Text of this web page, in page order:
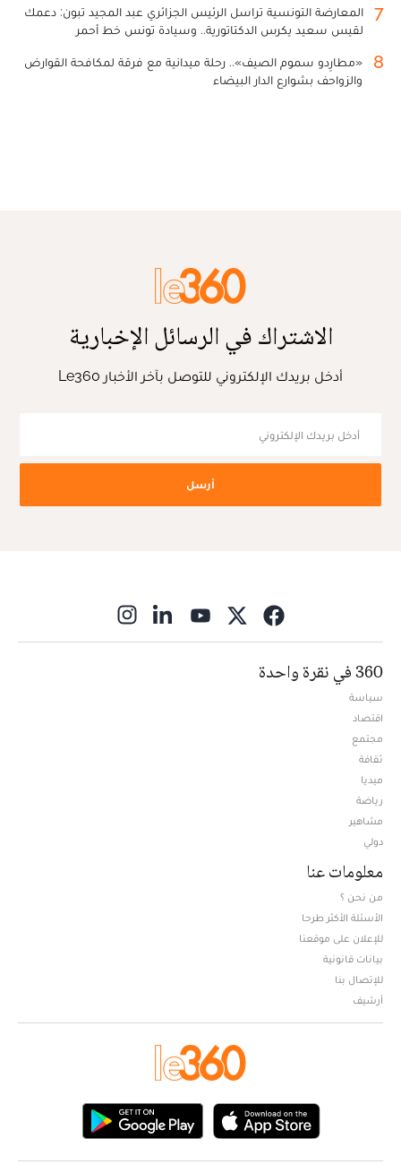
7
المعارضة التونسية تراسل الرئيس الجزائري عبد المجيد تبون: دعمك
لقيس سعيد يكرس الدكتاتورية.. وسيادة تونس خط أحمر
8
«مطارِدو سموم الصيف».. رحلة ميدانية مع فرقة لمكافحة القوارض
والزواحف بشوارع الدار البيضاء
الاشتراك في الرسائل الإخبارية
أدخل بريدك الإلكتروني للتوصل بآخر الأخبار Le360
أرسل
360 في نقرة واحدة
سياسة
اقتصاد
مجتمع
ثقافة
ميديا
رياضة
مشاهير
دولي
معلومات عنا
من نحن ؟
الأسئلة الأكثر طرحا
للإعلان على موقعنا
بيانات قانونية
للإتصال بنا
أرشيف